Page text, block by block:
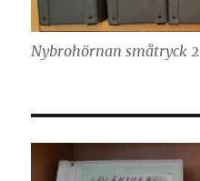
Nybrohörnan småtryck 2